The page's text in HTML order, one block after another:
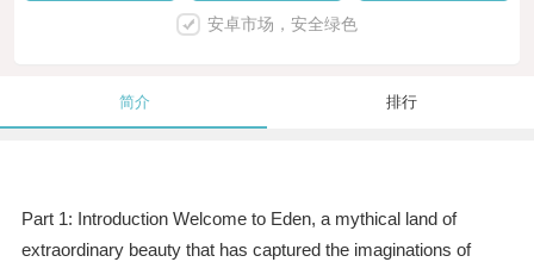
安卓市场，安全绿色
简介 排行
Part 1: Introduction Welcome to Eden, a mythical land of
extraordinary beauty that has captured the imaginations of